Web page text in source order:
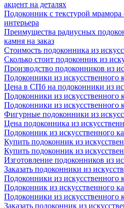
акцент на деталях
Подоконник с текстурой
интерьера
Преимущества радиусных
камня на заказ
Стоимость подоконника из
Сколько стоит подоконник из
Производство подоконников из
Подоконники из искусственного
Цена в СПб на подоконники из
Подоконники из искусственного
Подоконники из искусственного
Фигурные подоконники из
Цена подоконника из
Подоконник из искусственного
Купить подоконник из
Купить подоконник из
Изготовление подоконников из
Заказать подоконники из
Подоконники из искусственного
Подоконник из искусственного
Подоконники из искусственного
Заказать подоконник из